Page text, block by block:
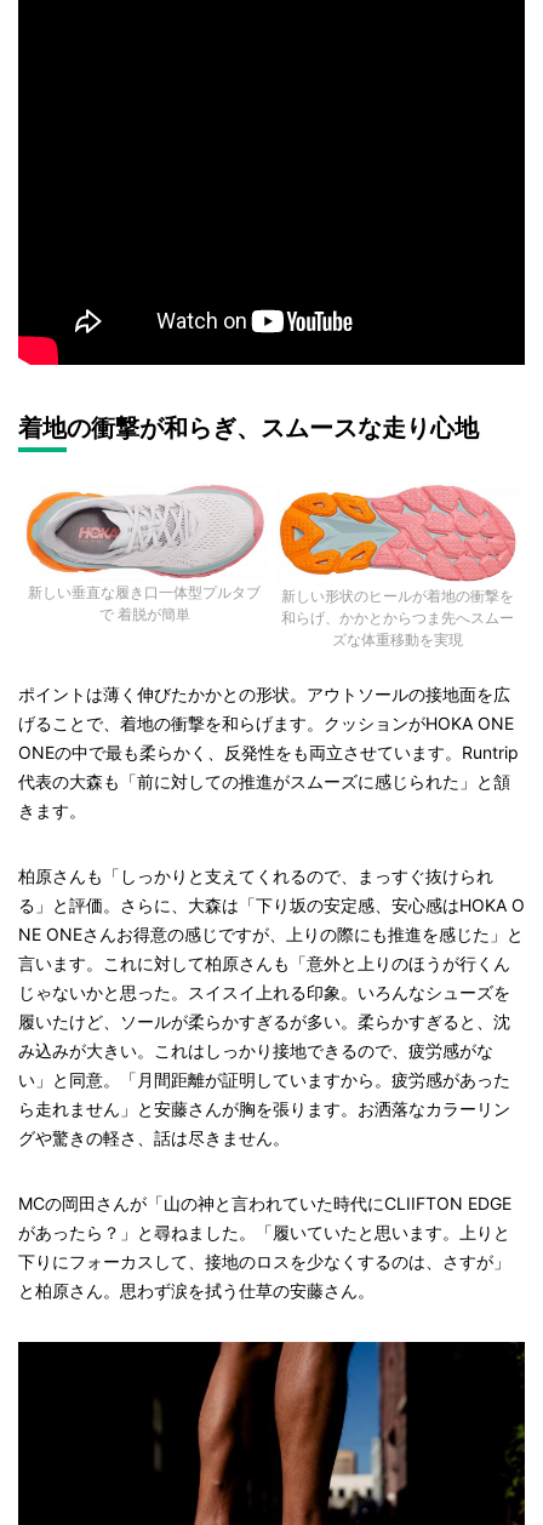
着地の衝撃が和らぎ、スムースな走り心地
新しい垂直な履き口一体型プルタブ
で 着脱が簡単
新しい形状のヒールが着地の衝撃を
和らげ、かかとからつま先へスムー
ズな体重移動を実現
ポイントは薄く伸びたかかとの形状。アウトソールの接地面を広
げることで、着地の衝撃を和らげます。クッションがHOKA ONE
ONEの中で最も柔らかく、反発性をも両立させています。Runtrip
代表の大森も「前に対しての推進がスムーズに感じられた」と頷
きます。
柏原さんも「しっかりと支えてくれるので、まっすぐ抜けられ
る」と評価。さらに、大森は「下り坂の安定感、安心感はHOKA O
NE ONEさんお得意の感じですが、上りの際にも推進を感じた」と
言います。これに対して柏原さんも「意外と上りのほうが行くん
じゃないかと思った。スイスイ上れる印象。いろんなシューズを
履いたけど、ソールが柔らかすぎるが多い。柔らかすぎると、沈
み込みが大きい。これはしっかり接地できるので、疲労感がな
い」と同意。「月間距離が証明していますから。疲労感があった
ら走れません」と安藤さんが胸を張ります。お洒落なカラーリン
グや驚きの軽さ、話は尽きません。
MCの岡田さんが「山の神と言われていた時代にCLIIFTON EDGE
があったら？」と尋ねました。「履いていたと思います。上りと
下りにフォーカスして、接地のロスを少なくするのは、さすが」
と柏原さん。思わず涙を拭う仕草の安藤さん。